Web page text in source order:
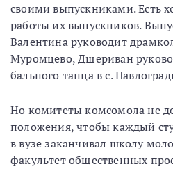
своими выпускниками. Есть
работы их выпускников.
Валентина руководит
Муромцево, Дщериван
бального танца в с.
Но комитеты комсомола не
положения, чтобы каждый
в вузе заканчивал школу
факультет общественных